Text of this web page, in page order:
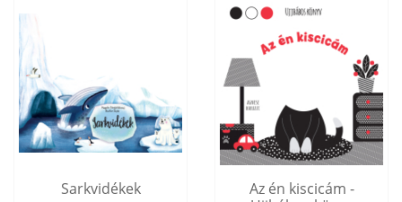
Sarkvidékek
Az én kiscicám -